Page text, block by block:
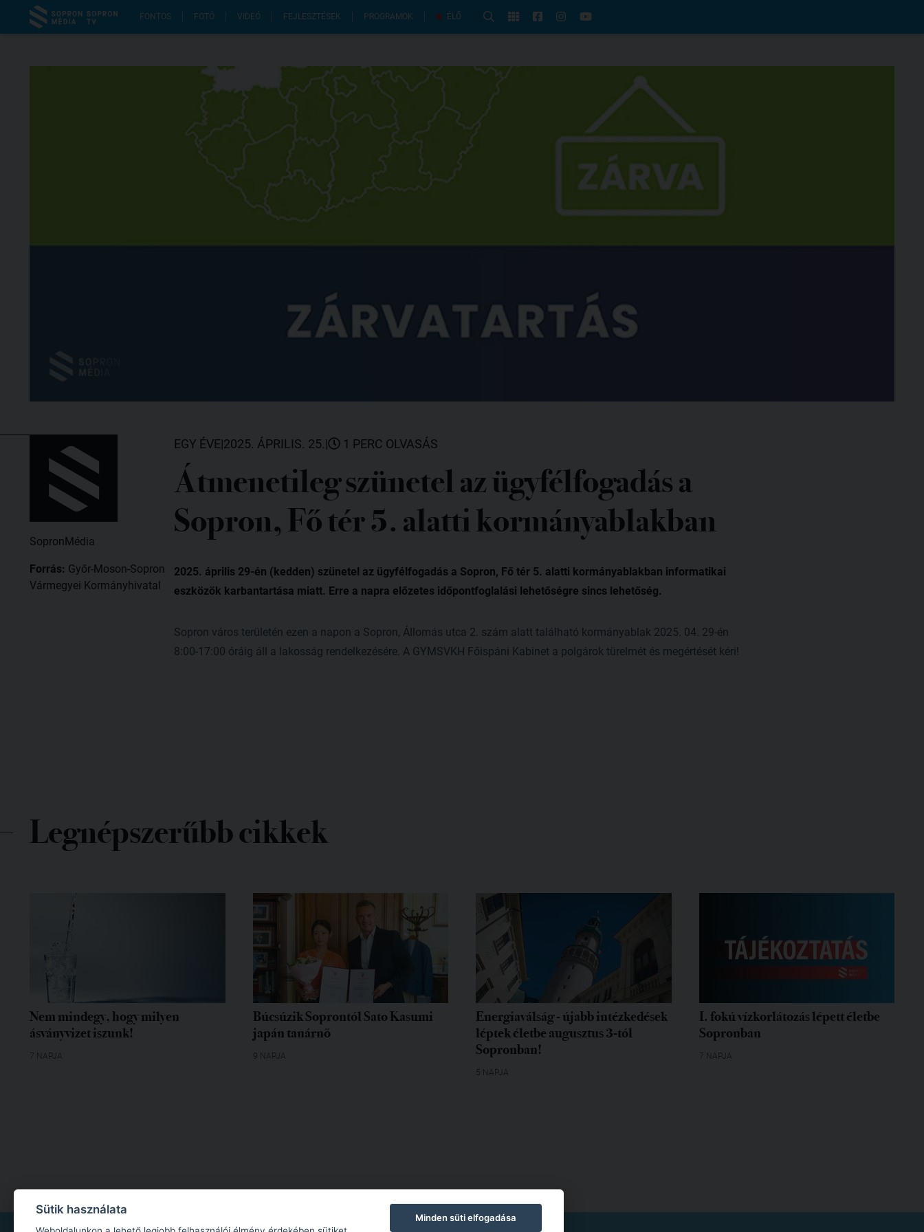
FONTOS FOTÓ VIDEÓ FEJLESZTÉSEK PROGRAMOK ÉLŐ
SopronMédia
Forrás: Győr-Moson-Sopron
Vármegyei Kormányhivatal
EGY ÉVE|2025. ÁPRILIS. 25.| 1 PERC OLVASÁS
Átmenetileg szünetel az ügyfélfogadás a
Sopron, Fő tér 5. alatti kormányablakban
2025. április 29-én (kedden) szünetel az ügyfélfogadás a Sopron, Fő tér 5. alatti kormányablakban informatikai
eszközök karbantartása miatt. Erre a napra előzetes időpontfoglalási lehetőségre sincs lehetőség.
Sopron város területén ezen a napon a Sopron, Állomás utca 2. szám alatt található kormányablak 2025. 04. 29-én
8:00-17:00 óráig áll a lakosság rendelkezésére. A GYMSVKH Főispáni Kabinet a polgárok türelmét és megértését kéri!
Legnépszerűbb cikkek
Nem mindegy, hogy milyen
ásványvizet iszunk!
7 NAPJA
Búcsúzik Soprontól Sato Kasumi
japán tanárnő
9 NAPJA
Energiaválság - újabb intézkedések
léptek életbe augusztus 3-tól
Sopronban!
5 NAPJA
I. fokú vízkorlátozás lépett életbe
Sopronban
7 NAPJA
MODERÁLÁSI SZABÁLYZAT
Sütik használata
Minden süti elfogadása